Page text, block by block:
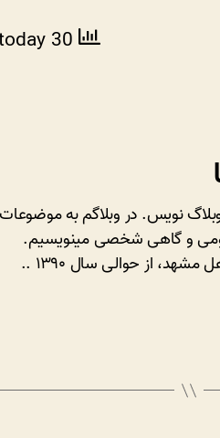
نویس. در وبلاگم به
و گاهی شخصی مینویسیم.
از حوالی سال ۱۳۹۰ ..